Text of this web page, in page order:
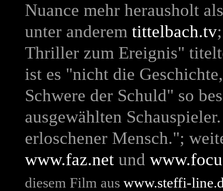
Nuance mehr herausholt
unter anderem tittelbach.tv
Thriller zum Ereignis"
ist es "nicht die
Schwere der Schuld" so
ausgewählten
erloschener Mensch.";
www.faz.net und
diesem Film aus www.steffi-